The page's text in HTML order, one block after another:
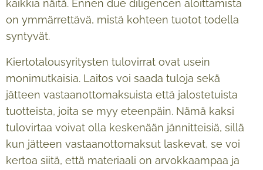
kaikkia näitä. Ennen due diligencen aloittamista
on ymmärrettävä, mistä kohteen tuotot todella
syntyvät.
Kiertotalousyritysten tulovirrat ovat usein
monimutkaisia. Laitos voi saada tuloja sekä
jätteen vastaanottomaksuista että jalostetuista
tuotteista, joita se myy eteenpäin. Nämä kaksi
tulovirtaa voivat olla keskenään jännitteisiä, sillä
kun jätteen vastaanottomaksut laskevat, se voi
kertoa siitä, että materiaali on arvokkaampaa ja